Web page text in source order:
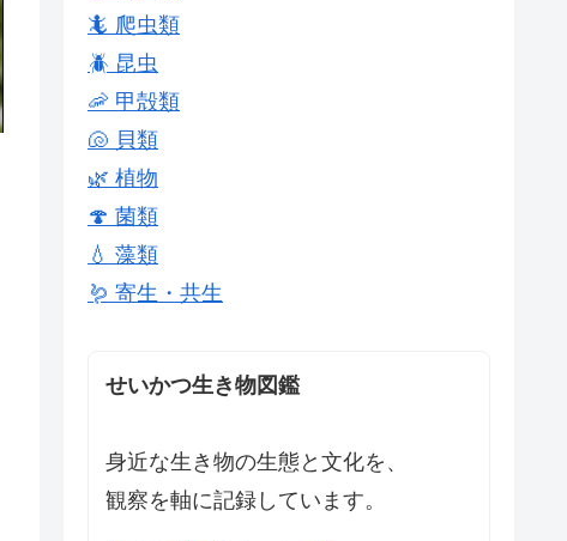
🦎 爬虫類
🪲 昆虫
🦐 甲殻類
🐚 貝類
🌿 植物
🍄 菌類
💧 藻類
🪱 寄生・共生
せいかつ生き物図鑑
身近な生き物の生態と文化を、
観察を軸に記録しています。